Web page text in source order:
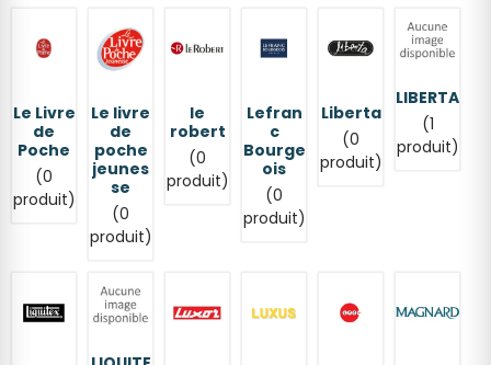
Le Livre
de
Poche
(0
produit)
Le livre
de
poche
jeunes
se
(0
produit)
le
robert
(0
produit)
Lefran
c
Bourge
ois
(0
produit)
Liberta
(0
produit)
LIBERTA
(1
produit)